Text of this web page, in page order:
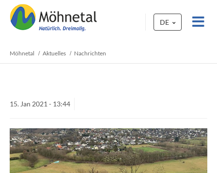
DE
Möhnetal Aktuelles Nachrichten
15. Jan 2021 - 13:44